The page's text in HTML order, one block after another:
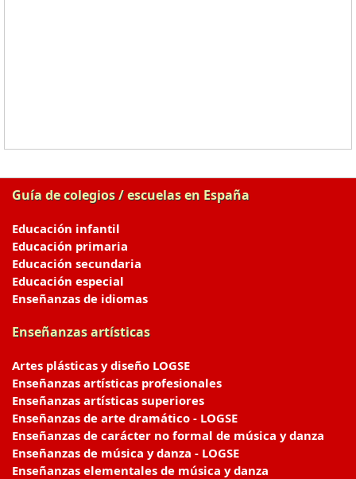
Guía de colegios / escuelas en España
Educación infantil
Educación primaria
Educación secundaria
Educación especial
Enseñanzas de idiomas
Enseñanzas artísticas
Artes plásticas y diseño LOGSE
Enseñanzas artísticas profesionales
Enseñanzas artísticas superiores
Enseñanzas de arte dramático - LOGSE
Enseñanzas de carácter no formal de música y danza
Enseñanzas de música y danza - LOGSE
Enseñanzas elementales de música y danza